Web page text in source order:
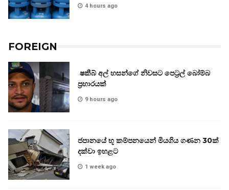
4 hours ago
FOREIGN
ෂකීබ් අල් හසන්ගේ නිවසට පෙට්‍රල් බෝම්බ
ප්‍රහාරයක්
9 hours ago
ජපානයේ භූ කම්පනයෙන් මියගිය ගණන 30ක්
දක්වා ඉහළට
1 week ago